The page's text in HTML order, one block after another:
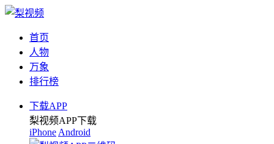
首页
人物
万象
排行榜
下载APP
梨视频APP下载
iPhone Android